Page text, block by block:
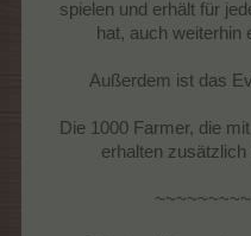
spielen und erhält für
hat, auch weiterhin
Außerdem ist das
Die 1000 Farmer, die
erhalten